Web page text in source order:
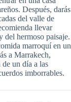
Después, darás
del valle de
llevar
del hermoso paisaje.
marroquí en un
a Marrakech,
un día a las
imborrables.